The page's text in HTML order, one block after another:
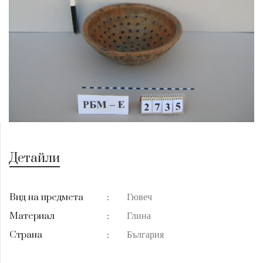
Детайли
Вид на предмета :
Гювеч
Материал
:
Глина
Страна
: България